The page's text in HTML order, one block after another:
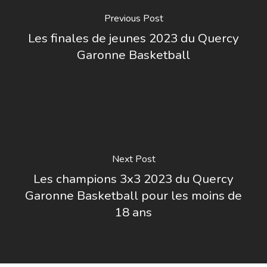
Previous Post
Les finales de jeunes 2023 du Quercy
Garonne Basketball
Next Post
Les champions 3x3 2023 du Quercy
Garonne Basketball pour les moins de
18 ans